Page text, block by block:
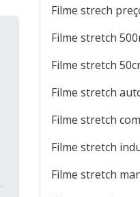
Filme strech
Filme stretch
Filme stretch
Filme stretch
Filme stretch
Filme stretch
Filme stretch